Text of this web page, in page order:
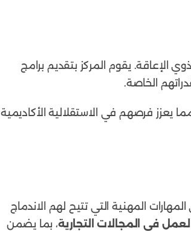
الإعاقة. يقوم المركز بتقديم برامج
الخاصة.
يعزز فرصهم في الاستقلالية الأكاديمية
المهنية التي تتيح لهم الاندماج
العمل في المجالات التجارية، بما يضمن